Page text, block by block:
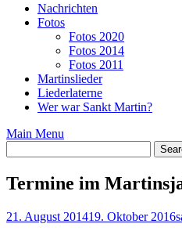
Nachrichten
Fotos
Fotos 2020
Fotos 2014
Fotos 2011
Martinslieder
Liederlaterne
Wer war Sankt Martin?
Main Menu
Termine im
21. August 201419. Oktober 2016